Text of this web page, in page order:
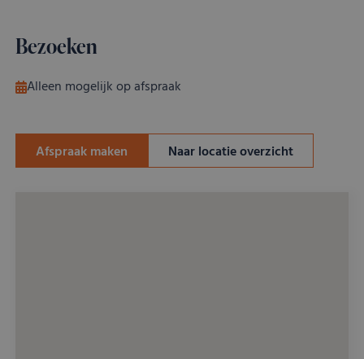
Bezoeken
Alleen mogelijk op afspraak
Afspraak maken Naar locatie overzicht